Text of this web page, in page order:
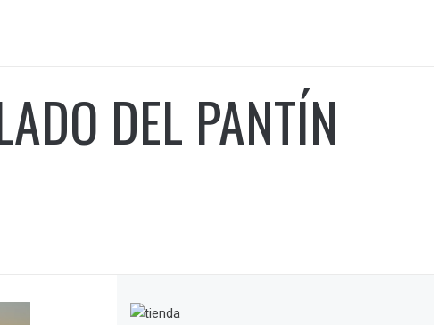
DEL PANTÍN